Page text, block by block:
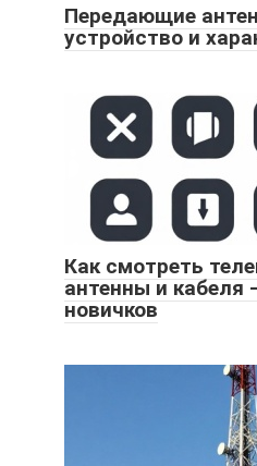
Передающие
устройство и
Как смотреть
антенны и кабеля
новичков